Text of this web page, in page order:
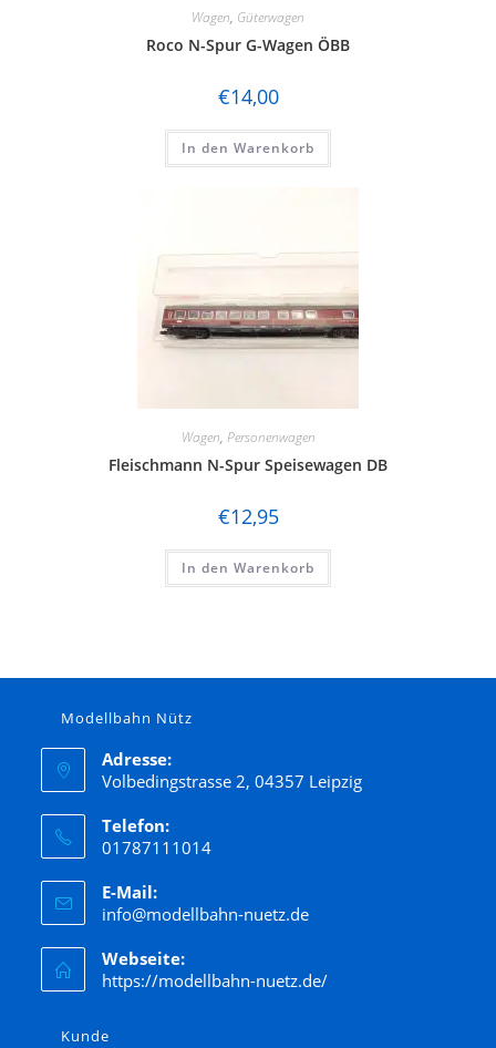
Wagen, Güterwagen
Roco N-Spur G-Wagen ÖBB
€14,00
In den Warenkorb
Wagen, Personenwagen
Fleischmann N-Spur Speisewagen DB
€12,95
In den Warenkorb
Modellbahn Nütz
Adresse:
Volbedingstrasse 2, 04357 Leipzig
Telefon:
01787111014
E-Mail:
info@modellbahn-nuetz.de
Webseite:
https://modellbahn-nuetz.de/
Kunde